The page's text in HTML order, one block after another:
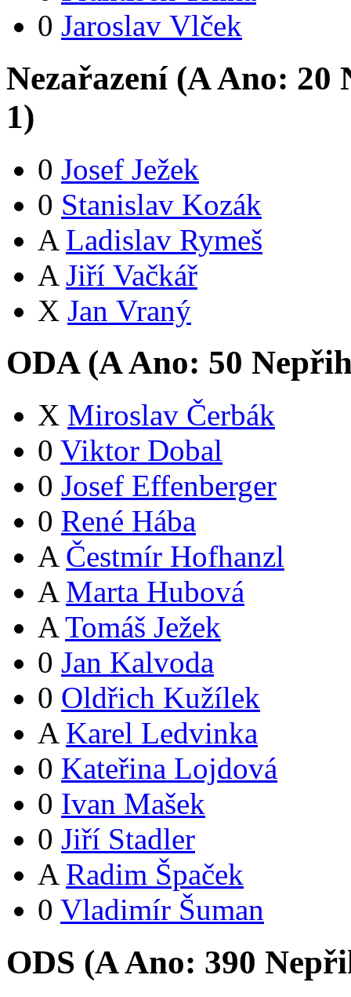
0 Jaroslav Vlček
Nezařazení (AAno: 20
1)
0 Josef Ježek
0 Stanislav Kozák
A Ladislav Rymeš
A Jiří Vačkář
X Jan Vraný
ODA (AAno: 50
X Miroslav Čerbák
0 Viktor Dobal
0 Josef Effenberger
0 René Hába
A Čestmír Hofhanzl
A Marta Hubová
A Tomáš Ježek
0 Jan Kalvoda
0 Oldřich Kužílek
A Karel Ledvinka
0 Kateřina Lojdová
0 Ivan Mašek
0 Jiří Stadler
A Radim Špaček
0 Vladimír Šuman
ODS (AAno: 390